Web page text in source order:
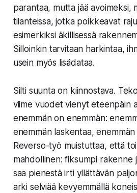
parantaa, mutta jää avoimeksi,
tilanteissa, jotka poikkeavat
esimerkiksi äkillisessä
Silloinkin tarvitaan harkintaa,
usein myös lisädataa.
Silti suunta on kiinnostava.
viime vuodet vienyt eteenpäin
enemmän on enemmän:
enemmän laskentaa,
Reverso-työ muistuttaa, että
mahdollinen: fiksumpi rakenne
saa pienestä irti yllättävän
arki selviää kevyemmällä